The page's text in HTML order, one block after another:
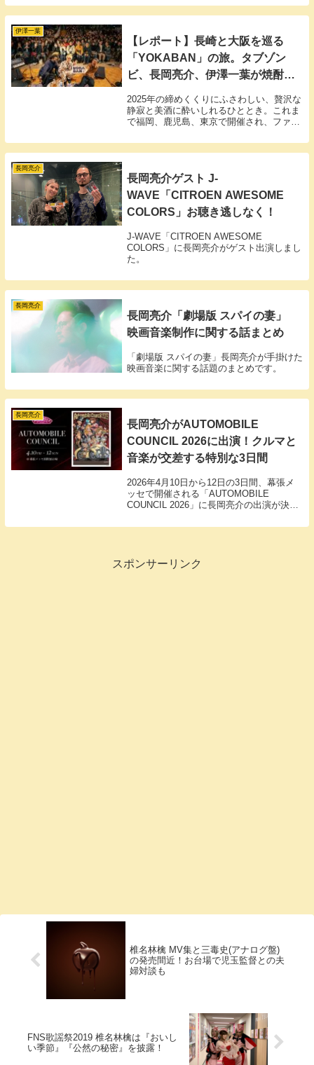
伊澤一葉
【レポート】長崎と大阪を巡る
「YOKABAN」の旅。タブゾン
ビ、長岡亮介、伊澤一葉が焼酎と
2025年の締めくくりにふさわしい、贅沢な
静寂と美酒に酔いしれるひととき。これま
で福岡、鹿児島、東京で開催され、ファン
夜「YOKABAN」が、ついに長崎と大阪の
地に降り立ちました。
長岡亮介
長岡亮介ゲスト J-
WAVE「CITROEN AWESOME
COLORS」お聴き逃しなく！
J-WAVE「CITROEN AWESOME
COLORS」に長岡亮介がゲスト出演しまし
た。
長岡亮介
長岡亮介「劇場版 スパイの妻」
映画音楽制作に関する話まとめ
「劇場版 スパイの妻」長岡亮介が手掛けた
映画音楽に関する話題のまとめです。
長岡亮介
長岡亮介がAUTOMOBILE
COUNCIL 2026に出演！クルマと
音楽が交差する特別な3日間
2026年4月10日から12日の3日間、幕張メ
ッセで開催される「AUTOMOBILE
COUNCIL 2026」に長岡亮介の出演が決定
から15:00。新旧の名車が並ぶ空間で、ト
スポンサーリンク
椎名林檎 MV集と三毒史(アナログ盤)
の発売間近！お台場で児玉監督との夫
婦対談も
FNS歌謡祭2019 椎名林檎は『おいし
い季節』『公然の秘密』を披露！